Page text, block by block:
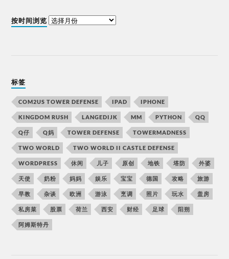
按时间浏览
标签
COM2US TOWER DEFENSE IPAD IPHONE
KINGDOM RUSH LANGEDIJK MM PYTHON QQ
Q仔 Q妈 TOWER DEFENSE TOWERMADNESS
TWO WORLD TWO WORLD II CASTLE DEFENSE
WORDPRESS 休闲 儿子 原创 地铁 塔防 外婆
天使 奶粉 妈妈 娱乐 宝宝 德国 攻略 旅游
早教 杂谈 欧洲 游泳 烹调 照片 玩水 盖房
私房菜 股票 荷兰 西安 财经 足球 阳朔
阿姆斯特丹